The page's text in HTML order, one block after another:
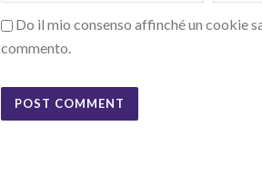
Do il mio consenso affinché un cookie
commento.